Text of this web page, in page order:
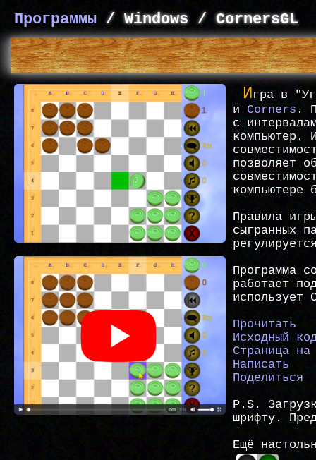
Программы / Windows / CornersGL
Игра в
и Corners .
с
компьютер.
позволяет
компьютере
Правила
сыгранных
Программа
работает
использует
Прочитать
Исходный
Страница
Написать
Поделиться
P.S.
шрифту.
Ещё